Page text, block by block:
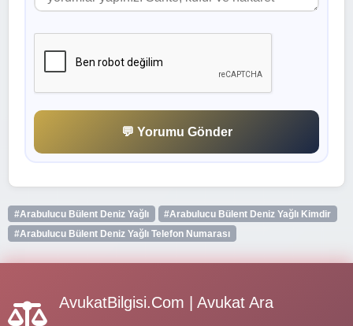
💬 Yorumu Gönder
#Arabulucu Bülent Deniz Yağlı
#Arabulucu Bülent Deniz Yağlı Kimdir
#Arabulucu Bülent Deniz Yağlı Telefon Numarası
AvukatBilgisi.Com | Avukat Ara